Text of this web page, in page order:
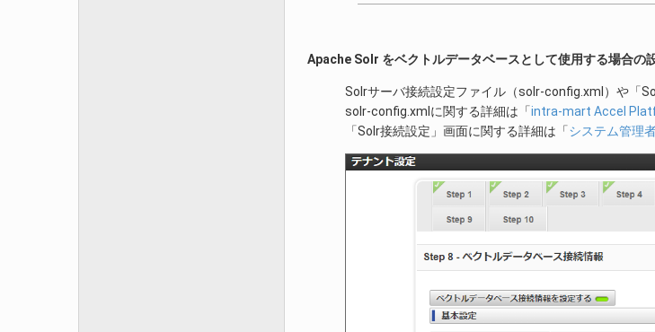
Apache Solr をベクトルデータベースとして使用する場合の
Solrサーバ接続設定ファイル（solr-config.xml）や「
solr-config.xmlに関する詳細は「intra-mart Accel
「Solr接続設定」画面に関する詳細は「システム管理